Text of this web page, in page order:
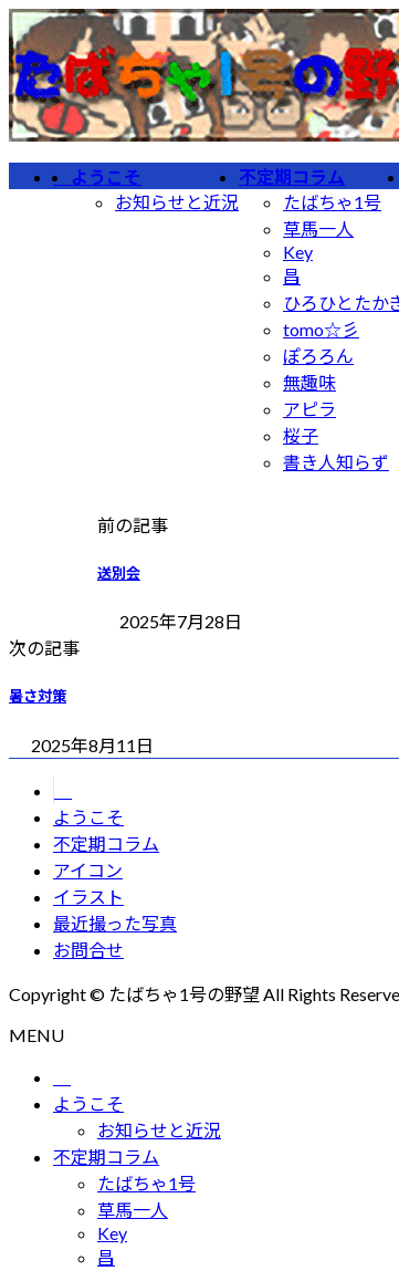
コ
ン
テ
ン
ツ
ナ
ビ
ゲ
ー
シ
ようこそ
お知らせと近況
不定期コラム
たばちゃ1号
草馬一人
Key
昌
ひろひとたか
tomo☆彡
ぽろろん
無趣味
アピラ
桜子
書き人知らず
前の記事
送別会
2025年7月28日
次の記事
暑さ対策
2025年8月11日
ようこそ
不定期コラム
アイコン
イラスト
最近撮った写真
お問合せ
Copyright © たばちゃ1号の野望 All Rights
MENU
ようこそ
お知らせと近況
不定期コラム
たばちゃ1号
草馬一人
Key
昌